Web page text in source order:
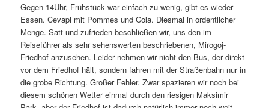
Gegen 14Uhr, Frühstück war einfach zu wenig, gibt es wieder
Essen. Cevapi mit Pommes und Cola. Diesmal in ordentlicher
Menge. Satt und zufrieden beschließen wir, uns den im
Reiseführer als sehr sehenswerten beschriebenen, Mirogoj-
Friedhof anzusehen. Leider nehmen wir nicht den Bus, der direkt
vor dem Friedhof hält, sondern fahren mit der Straßenbahn nur in
die grobe Richtung. Großer Fehler. Zwar spazieren wir noch bei
diesem schönen Wetter einmal durch den riesigen Maksimir